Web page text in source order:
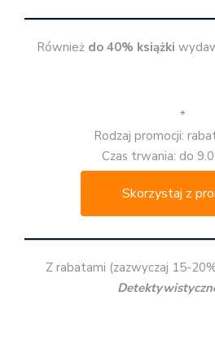
Również do 40% książki
*
Rodzaj promocji:
Czas trwania: do
Skorzystaj z
Z rabatami (zazwyczaj 15-